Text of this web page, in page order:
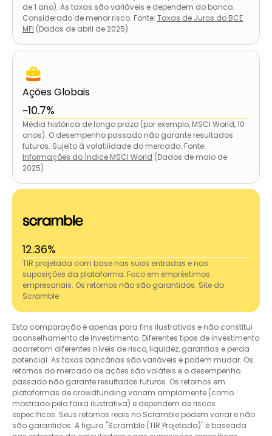
de 1 ano). As taxas são variáveis e dependem do banco.
Considerado de menor risco. Fonte: Taxas de Juros do BCE
MFI (Dados de abril de 2025)
Ações Globais
~10.7%
Média histórica de longo prazo (por exemplo, MSCI World, 10
anos). O desempenho passado não garante resultados
futuros. Sujeito à volatilidade do mercado. Fonte:
Informações do Índice MSCI World (Dados de maio de
2025)
12.36%
TIR projetada com base nas suas entradas e nas
suposições da plataforma. Foco em empréstimos
empresariais. Os retornos não são garantidos. Site do
Scramble
Esta comparação é apenas para fins ilustrativos e não constitui
aconselhamento de investimento. Diferentes tipos de investimento
acarretam diferentes níveis de risco, liquidez, garantias e perda
potencial. As taxas bancárias são variáveis e podem mudar. Os
retornos do mercado de ações são voláteis e o desempenho
passado não garante resultados futuros. Os retornos em
plataformas de crowdfunding variam amplamente (como
mostrado pela faixa ilustrativa) e dependem de riscos
específicos. Seus retornos reais no Scramble podem variar e não
são garantidos. A figura "Scramble (TIR Projetada)" é baseada